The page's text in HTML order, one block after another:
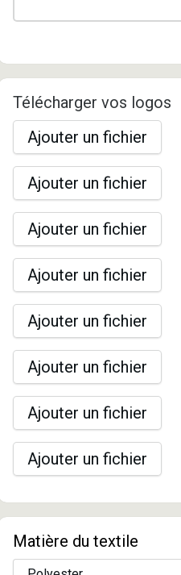
Télécharger vos logos
Ajouter un fichier
Ajouter un fichier
Ajouter un fichier
Ajouter un fichier
Ajouter un fichier
Ajouter un fichier
Ajouter un fichier
Ajouter un fichier
Matière du textile